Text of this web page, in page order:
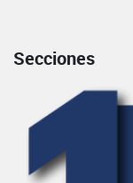
Secciones